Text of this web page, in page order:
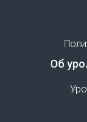
Об